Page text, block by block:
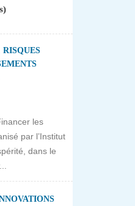
les
par l’Institut
dans le